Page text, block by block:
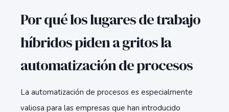
Por qué los lugares de trabajo
híbridos piden a gritos la
automatización de procesos
La automatización de procesos es especialmente
valiosa para las empresas que han introducido